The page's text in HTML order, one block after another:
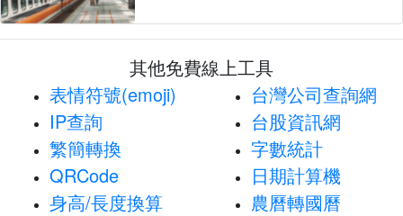
其他免費線上工具
表情符號(emoji)
IP查詢
繁簡轉換
QRCode
身高/長度換算
台灣公司查詢網
台股資訊網
字數統計
日期計算機
農曆轉國曆